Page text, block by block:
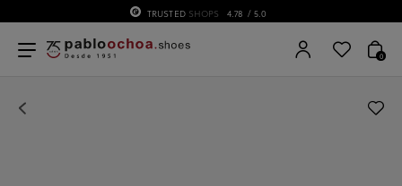
TRUSTED SHOPS 4.78 / 5.0
0